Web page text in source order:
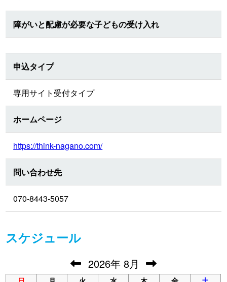
障がいと配慮が必要な子どもの受け入れ
申込タイプ
専用サイト受付タイプ
ホームページ
https://think-nagano.com/
問い合わせ先
070-8443-5057
スケジュール
2026年 8月